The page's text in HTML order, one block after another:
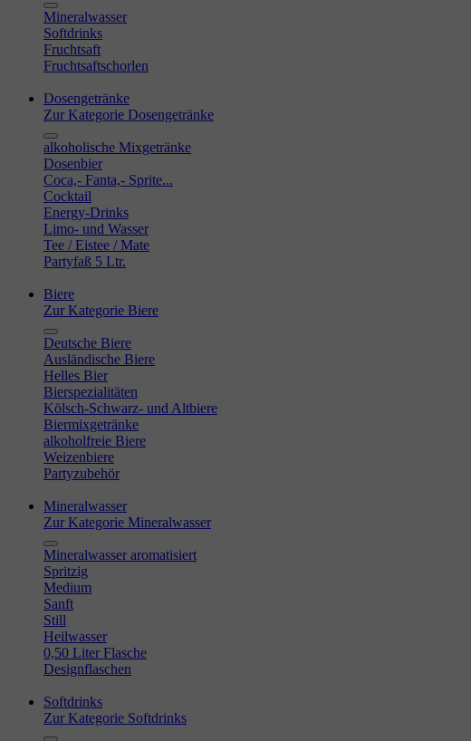
Mineralwasser
Softdrinks
Fruchtsaft
Fruchtsaftschorlen
Dosengetränke
Zur Kategorie Dosengetränke
alkoholische Mixgetränke
Dosenbier
Coca,- Fanta,- Sprite...
Cocktail
Energy-Drinks
Limo- und Wasser
Tee / Eistee / Mate
Partyfaß 5 Ltr.
Biere
Zur Kategorie Biere
Deutsche Biere
Ausländische Biere
Helles Bier
Bierspezialitäten
Kölsch-Schwarz- und Altbiere
Biermixgetränke
alkoholfreie Biere
Weizenbiere
Partyzubehör
Mineralwasser
Zur Kategorie Mineralwasser
Mineralwasser aromatisiert
Spritzig
Medium
Sanft
Still
Heilwasser
0,50 Liter Flasche
Designflaschen
Softdrinks
Zur Kategorie Softdrinks